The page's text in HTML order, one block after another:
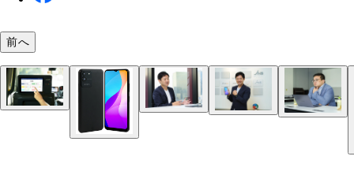
主力はアンダー２万円！ 現代の必須家電を豊富
ＪＡ２－ＴＢＷ１００１ ４万９８００円 着脱
ーボードを搭載する１０.５インチ画面の２ｉｎ１
ットＰＣ。他社でこの価格帯だとＯＳはＡｎｄｒ
ＪＥＮＥＳＩＳ代表取締役社長・ＣＥＯの藤岡淳
前へ